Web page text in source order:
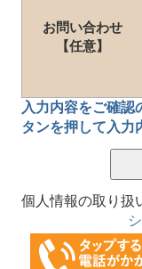
お問い合わせ
【任意】
入力内容をご確認
タンを押して入力
個人情報の取り扱